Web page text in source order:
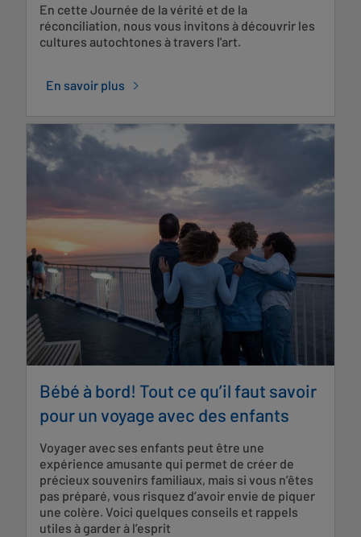
En cette Journée de la vérité et de la
réconciliation, nous vous invitons à découvrir les
cultures autochtones à travers l'art.
En savoir plus
Bébé à bord! Tout ce qu’il faut savoir
pour un voyage avec des enfants
Voyager avec ses enfants peut être une
expérience amusante qui permet de créer de
précieux souvenirs familiaux, mais si vous n’êtes
pas préparé, vous risquez d’avoir envie de piquer
une colère. Voici quelques conseils et rappels
utiles à garder à l’esprit